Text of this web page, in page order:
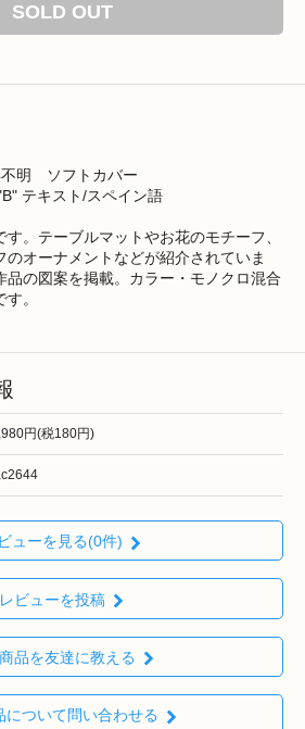
SOLD OUT
不明 ソフトカバー
テキスト/スペイン語
。テーブルマットやお花のモチーフ、
オーナメントなどが紹介されていま
品の図案を掲載。カラー・モノクロ混合
。
円(税180円)
ューを見る(0件)
レビューを投稿
品を友達に教える
について問い合わせる